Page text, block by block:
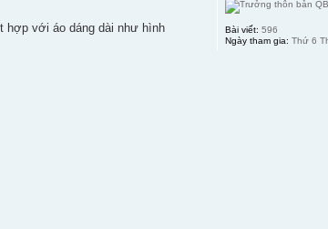
hợp với áo dáng dài như hình
Bài viết: 596
Ngày tham gia: Thứ 6